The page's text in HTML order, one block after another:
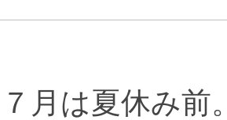
７月は夏休み